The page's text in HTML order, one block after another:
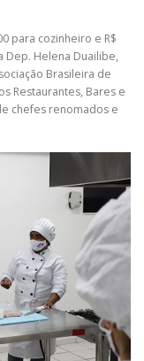
para cozinheiro e R$
Helena Duailibe,
Brasileira de
Restaurantes, Bares e
chefes renomados e